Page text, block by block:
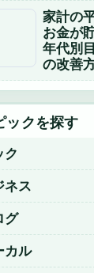
家計の
お金が
年代別
の改善
ックを探す
ク
ネス
グ
カル